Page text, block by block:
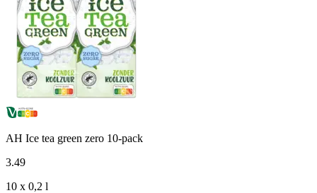
AH Ice tea green zero 10-pack
3.49
10 x 0,2 l